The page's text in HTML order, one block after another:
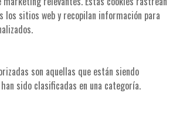
los sitios web y recopilan información para
son aquellas que están siendo
sido clasificadas en una categoría.